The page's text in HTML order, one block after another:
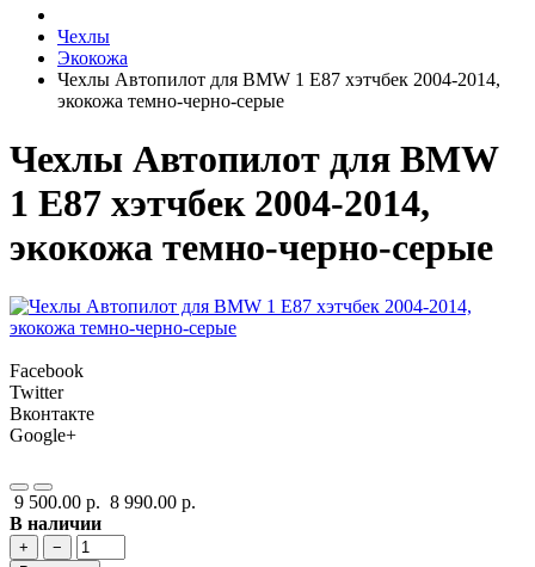
Чехлы
Экокожа
Чехлы Автопилот для BMW 1 E87 хэтчбек 2004-2014,
экокожа темно-черно-серые
Чехлы Автопилот для BMW
1 E87 хэтчбек 2004-2014,
экокожа темно-черно-серые
Facebook
Twitter
Вконтакте
Google+
9 500.00 р. 8 990.00 р.
В наличии
+
−